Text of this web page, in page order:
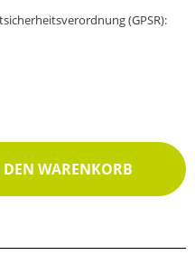
(GPSR):
gewünschten
WARENKORB